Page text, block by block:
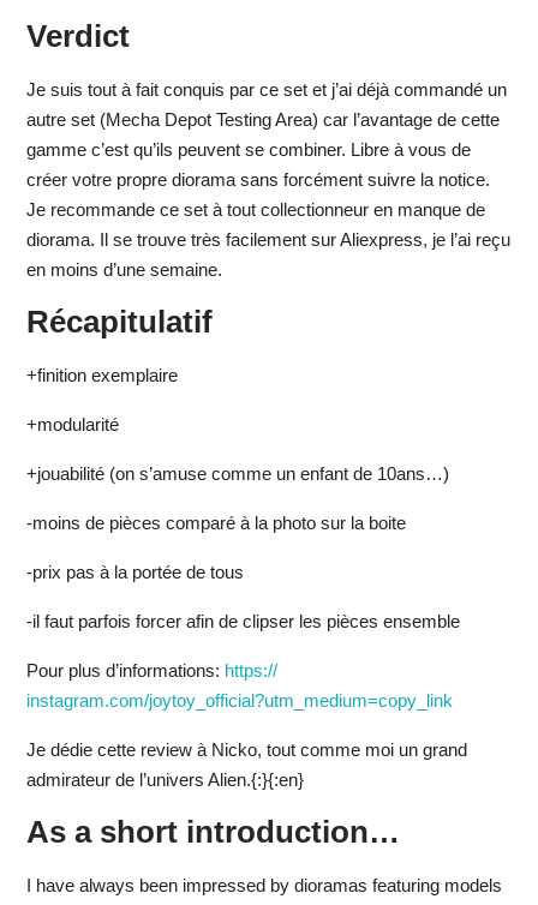
Verdict
Je suis tout à fait conquis par ce set et j’ai déjà commandé un
autre set (Mecha Depot Testing Area) car l’avantage de cette
gamme c’est qu’ils peuvent se combiner. Libre à vous de
créer votre propre diorama sans forcément suivre la notice.
Je recommande ce set à tout collectionneur en manque de
diorama. Il se trouve très facilement sur Aliexpress, je l’ai reçu
en moins d’une semaine.
Récapitulatif
+finition exemplaire
+modularité
+jouabilité (on s’amuse comme un enfant de 10ans…)
-moins de pièces comparé à la photo sur la boite
-prix pas à la portée de tous
-il faut parfois forcer afin de clipser les pièces ensemble
Pour plus d’informations: https://
instagram.com/joytoy_official?utm_medium=copy_link
Je dédie cette review à Nicko, tout comme moi un grand
admirateur de l’univers Alien.{:}{:en}
As a short introduction…
I have always been impressed by dioramas featuring models